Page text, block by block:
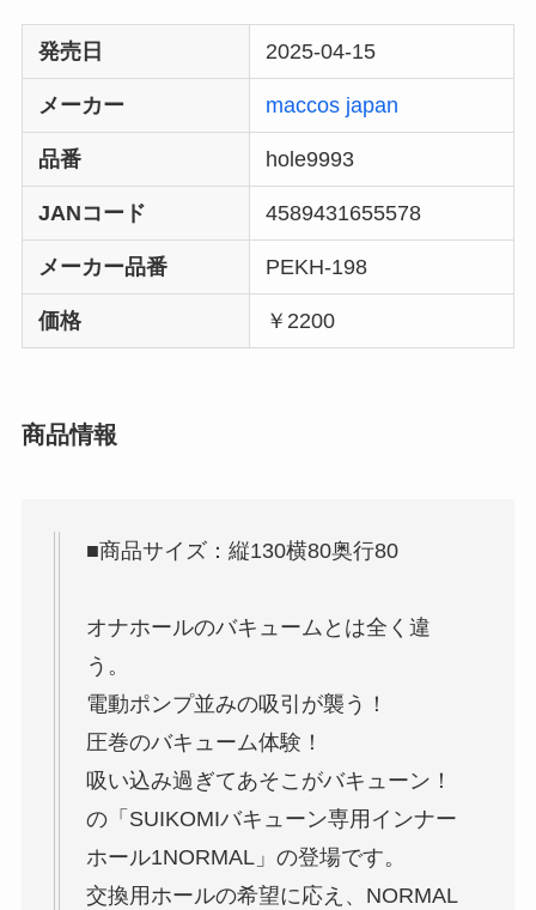
発売日 2025-04-15
メーカー maccos japan
品番 hole9993
JANコード 4589431655578
メーカー品番 PEKH-198
価格 ￥2200
商品情報
■商品サイズ：縦130横80奥行80
オナホールのバキュームとは全く違
う。
電動ポンプ並みの吸引が襲う！
圧巻のバキューム体験！
吸い込み過ぎてあそこがバキューン！
の「SUIKOMIバキューン専用インナー
ホール1NORMAL」の登場です。
交換用ホールの希望に応え、NORMAL